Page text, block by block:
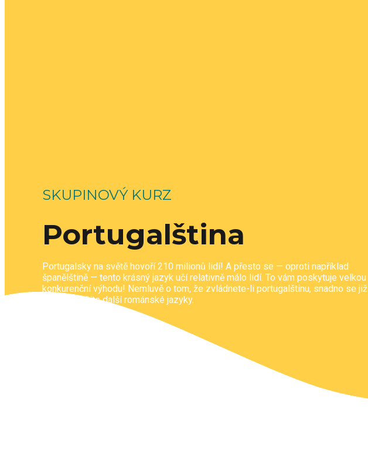
SKUPINOVÝ KURZ
Portugalština
Portugalsky na světě hovoří 210 milionů lidí! A přesto se — oproti například
španělštině — tento krásný jazyk učí relativně málo lidí. To vám poskytuje velkou
konkurenční výhodu! Nemluvě o tom, že zvládnete-li portugalštinu, snadno se již
potom naučíte další románské jazyky.